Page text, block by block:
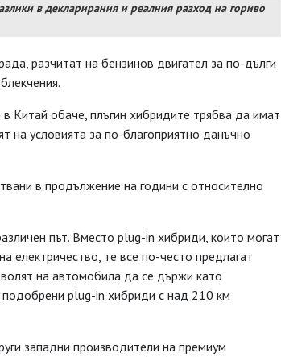
в декларирания и реалния разход на гориво
разчитат на бензинов двигател за по-дълги
Китай обаче, плъгин хибридите трябва да имат
на условията за по-благоприятно данъчно
в продължение на години с относително
път. Вместо plug-in хибриди, които могат
електричество, те все по-често предлагат
на автомобила да се държи като
подобрени plug-in хибриди с над 210 км
западни производители на премиум